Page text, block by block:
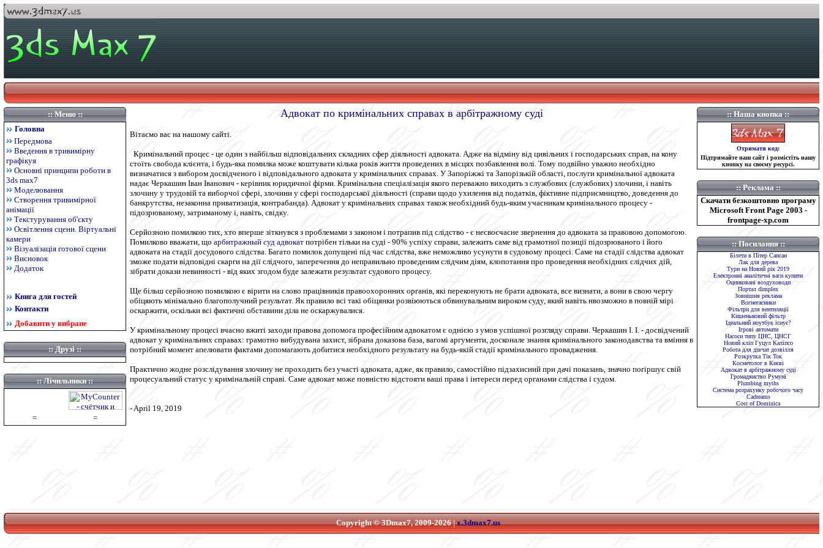
:: Меню ::
Головна
Передмова
Введення в тривимірну
графікуя
Основні принципи роботи в
3ds max7
Моделювання
Створення тривимірної
анімації
Текстурування об'єкту
Освітлення сцени. Віртуальні
камери
Візуалізація готової сцени
Висновок
Додаток
Книга для гостей
Контакти
Добавити у вибране
::Друзі::
:: Лічильники ::
= =
Адвокат по кримінальних справах в арбітражному суді
Вітаємо вас на нашому сайті.
Кримінальний процес - це один з найбільш відповідальних складних сфер діяльності адвоката. Адже на відміну від цивільних і господарських справ, на кону
стоїть свобода клієнта, і будь-яка помилка може коштувати кілька років життя проведених в місцях позбавлення волі. Тому подвійно уважно необхідно
визначатися з вибором досвідченого і відповідального адвоката у кримінальних справах. У Запоріжжі та Запорізькій області, послуги кримінальної адвоката
надає Черкашин Іван Іванович - керівник юридичної фірми. Кримінальна спеціалізація якого переважно виходить з службових (службових) злочини, і навіть
злочину у трудовій та виборчої сфері, злочини у сфері господарської діяльності (справи щодо ухилення від податків, фіктивне підприємництво, доведення до
банкрутства, незаконна приватизація, контрабанда). Адвокат у кримінальних справах також необхідний будь-яким учасникам кримінального процесу -
підозрюваному, затриманому і, навіть, свідку.
Серйозною помилкою тих, хто вперше зіткнувся з проблемами з законом і потрапив під слідство - є несвоєчасне звернення до адвоката за правовою допомогою.
Помилково вважати, що арбитражный суд адвокат потрібен тільки на суді - 90% успіху справи, залежить саме від грамотної позиції підозрюваного і його
адвоката на стадії досудового слідства. Багато помилок допущені під час слідства, вже неможливо усунути в судовому процесі. Саме на стадії слідства адвокат
зможе подати відповідні скарги на дії слідчого, заперечення до неправильно проведеним слідчим діям, клопотання про проведення необхідних слідчих дій,
зібрати докази невинності - від яких згодом буде залежати результат судового процесу.
Ще більш серйозною помилкою є вірити на слово працівників правоохоронних органів, які переконують не брати адвоката, все визнати, а вони в свою чергу
обіцяють мінімально благополучний результат. Як правило всі такі обіцянки розвіюються обвинувальним вироком суду, який навіть нвозможно в повній мірі
оскаржити, оскільки всі фактичні обставини діла не оскаржувалися.
У кримінальному процесі вчасно вжиті заходи правова допомога професійним адвокатом є однією з умов успішної розгляду справи. Черкашин І. І. - досвідчений
адвокат у кримінальних справах: грамотно вибудувана захист, зібрана доказова база, вагомі аргументи, досконале знання кримінального законодавства та вміння в
потрібний момент апелювати фактами допомагають добитися необхідного результату на будь-якій стадії кримінального провадження.
Практично жодне розслідування злочину не проходить без участі адвоката, адже, як правило, самостійно підзахисний при дачі показань, значно погіршує свій
процесуальний статус у кримінальній справі. Саме адвокат може повністю відстояти ваші права і інтереси перед органами слідства і судом.
- April 19, 2019
::Наша кнопка::
Отримати код:
Підтримайте наш сайт і розмістіть нашу
кнопку на своєму ресурсі.
::Реклама::
Скачати безкоштовно програму
Microsoft Front Page 2003 -
frontpage-xp.com
:: Посилання ::
Білети в Пітер Сапсан
Лак для дерева
Тури на Новий рік 2019
Електронні аналітичні ваги купити
Оцинковані воздуховоди
Портал dimplex
Зовнішня реклама
Вогнегасники
Фільтри для вентиляції
Кишеньковий фільтр
Ідеальний ноутбук існує?
Ігрові автомати
Насоси типу ЦНС, ЦНСГ
Новий кліп Гуцул Каліпсо
Робота для дівчат дозвілля
Розкрутка Тік Ток
Косметолог в Києві
Адвокат в арбітражному суді
Громадянство Румунї
Plumbing myths
Система розрахунку робочого часу
Сadreams
Cost of Dominica
Copyright © 3Dmax7, 2009-2026 |x.3dmax7.us